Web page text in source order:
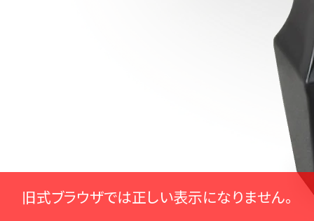
旧式ブラウザでは正しい表示になりません。